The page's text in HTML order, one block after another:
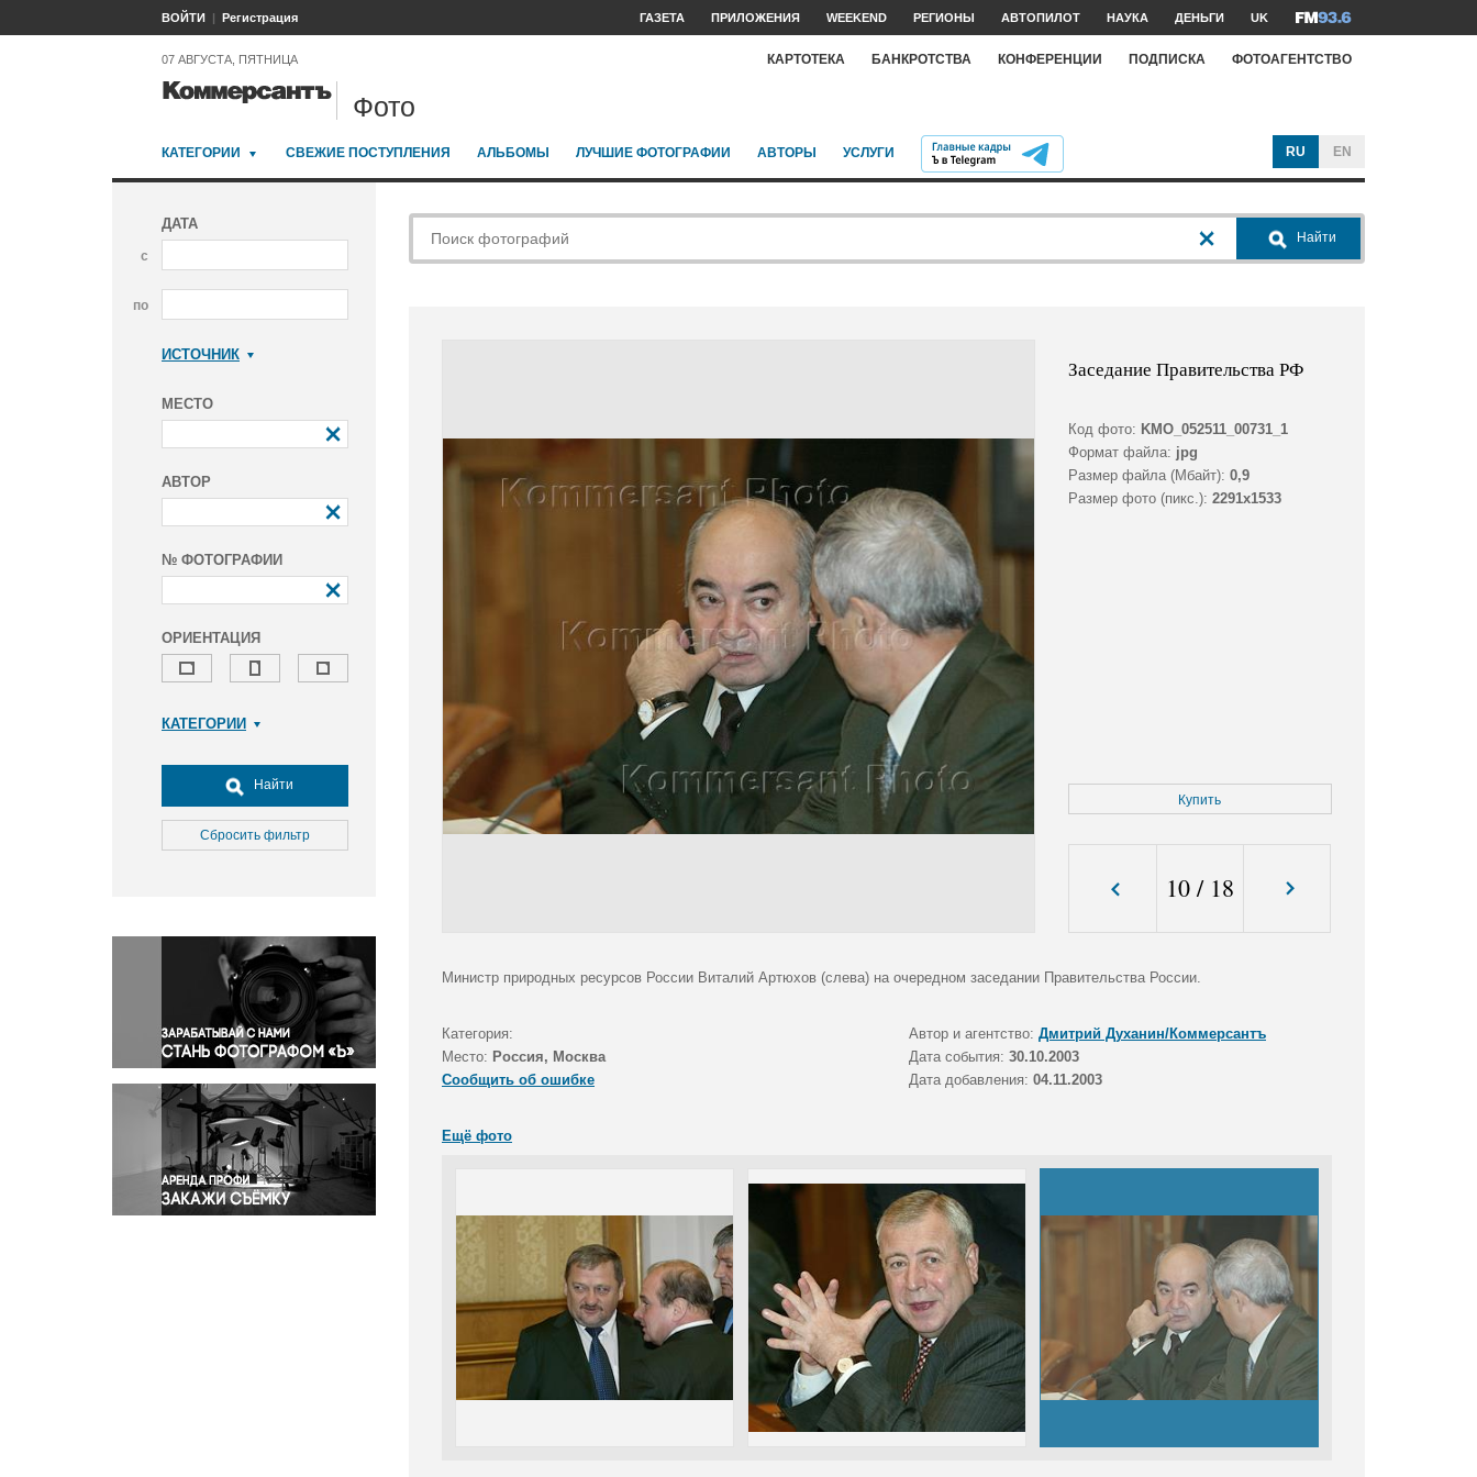
ВОЙТИ Регистрация ГАЗЕТА ПРИЛОЖЕНИЯ WEEKEND РЕГИОНЫ АВТОПИЛОТ НАУКА ДЕНЬГИ UK
07 АВГУСТА, ПЯТНИЦА КАРТОТЕКА БАНКРОТСТВА КОНФЕРЕНЦИИ ПОДПИСКА ФОТОАГЕНТСТВО
Фото
КАТЕГОРИИ СВЕЖИЕ ПОСТУПЛЕНИЯ АЛЬБОМЫ ЛУЧШИЕ ФОТОГРАФИИ АВТОРЫ УСЛУГИ RU EN
ДАТА
с
по
ИСТОЧНИК
МЕСТО
АВТОР
№ ФОТОГРАФИИ
ОРИЕНТАЦИЯ
КАТЕГОРИИ
Досуг, туризм и отдых
Культура
Медицина
Окружающая среда
Политика
Правосудие
Происшествия и конфликты
Религия
Светская жизнь
Спорт
Экология
Экономика и бизнес
Найти
Сбросить фильтр
Найти
Заседание Правительства РФ
Код фото: KMO_052511_00731_1
Формат файла: jpg
Размер файла (Мбайт): 0,9
Размер фото (пикс.): 2291x1533
Купить
10/ 18
Министр природных ресурсов России Виталий Артюхов (слева) на очередном заседании Правительства России.
Категория: Автор и агентство: Дмитрий Духанин/Коммерсантъ
Место: Россия, Москва Дата события: 30.10.2003
Сообщить об ошибке
Дата добавления: 04.11.2003
Ещё фото